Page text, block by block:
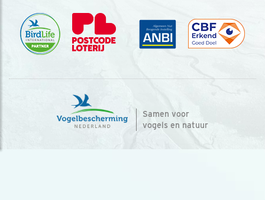
Samen voor
vogels en natuur